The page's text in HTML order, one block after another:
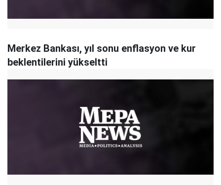
Merkez Bankası, yıl sonu enflasyon ve kur
beklentilerini yükseltti